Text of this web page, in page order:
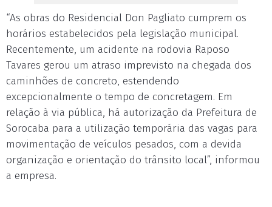
“As obras do Residencial Don Pagliato cumprem os
horários estabelecidos pela legislação municipal.
Recentemente, um acidente na rodovia Raposo
Tavares gerou um atraso imprevisto na chegada dos
caminhões de concreto, estendendo
excepcionalmente o tempo de concretagem. Em
relação à via pública, há autorização da Prefeitura de
Sorocaba para a utilização temporária das vagas para
movimentação de veículos pesados, com a devida
organização e orientação do trânsito local”, informou
a empresa.